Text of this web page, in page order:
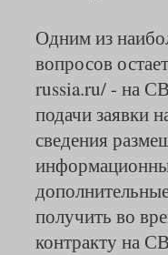
Одним из
вопросов
russia.ru/ - на
подачи заявки
сведения
получить во
контракту на